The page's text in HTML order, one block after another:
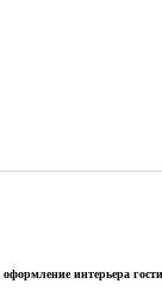
оформление интерьера